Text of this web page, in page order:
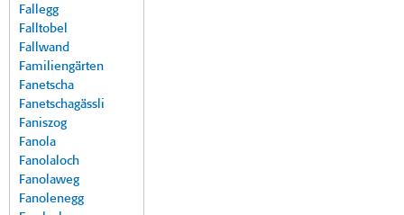
Fallegg
Falltobel
Fallwand
Familiengärten
Fanetscha
Fanetschagässli
Faniszog
Fanola
Fanolaloch
Fanolaweg
Fanolenegg